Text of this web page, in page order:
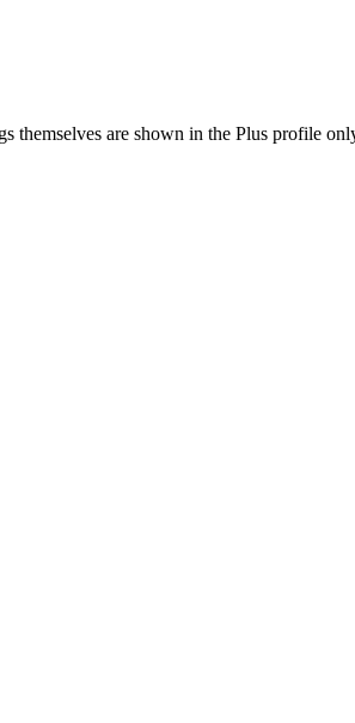
themselves are shown in the Plus profile